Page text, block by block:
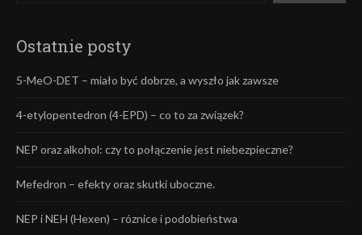
Ostatnie posty
5-MeO-DET – miało być dobrze, a wyszło jak zawsze
4-etylopentedron (4-EPD) – co to za związek?
NEP oraz alkohol: czy to połączenie jest niebezpieczne?
Mefedron – efekty oraz skutki uboczne.
NEP i NEH (Hexen) – róznice i podobieństwa